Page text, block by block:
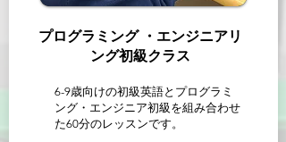
プログラミング ・エンジニアリ
ング初級クラス
6-9歳向けの初級英語とプログラミ
ング・エンジニア初級を組み合わせ
た60分のレッスンです。